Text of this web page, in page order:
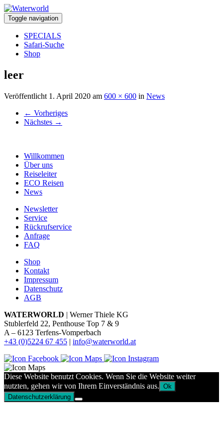
Toggle navigation
SPECIALS
Safari-Suche
Shop
leer
Veröffentlicht 1. April 2020 am 600 × 600 in News
← Vorheriges
Nächstes →
Willkommen
Über uns
Reiseleiter
ECO Reisen
News
Newsletter
Service
Rückrufservice
Anfrage
FAQ
Shop
Kontakt
Impressum
Datenschutz
AGB
WATERWORLD | Werner Thiele KG
Stublerfeld 22, Penthouse Top 7 & 9
A – 6123 Terfens-Vomperbach
+43 (0)5224 67 455 | info@waterworld.at
Diese Website benutzt Cookies. Wenn Sie die Website weiter
nutzten, gehen wir von Ihrem Einverständnis aus. Ok
Datenschutzerklärung